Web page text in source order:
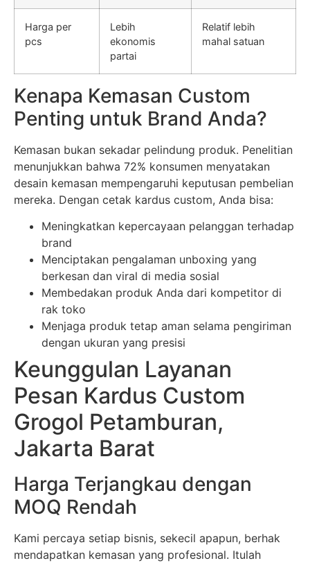
Harga per
pcs
Lebih
ekonomis
partai
Relatif lebih
mahal satuan
Kenapa Kemasan Custom
Penting untuk Brand Anda?
Kemasan bukan sekadar pelindung produk. Penelitian
menunjukkan bahwa 72% konsumen menyatakan
desain kemasan mempengaruhi keputusan pembelian
mereka. Dengan cetak kardus custom, Anda bisa:
Meningkatkan kepercayaan pelanggan terhadap
brand
Menciptakan pengalaman unboxing yang
berkesan dan viral di media sosial
Membedakan produk Anda dari kompetitor di
rak toko
Menjaga produk tetap aman selama pengiriman
dengan ukuran yang presisi
Keunggulan Layanan
Pesan Kardus Custom
Grogol Petamburan,
Jakarta Barat
Harga Terjangkau dengan
MOQ Rendah
Kami percaya setiap bisnis, sekecil apapun, berhak
mendapatkan kemasan yang profesional. Itulah